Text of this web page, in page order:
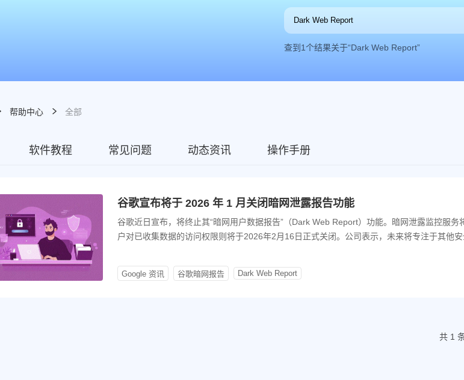
查到1个结果关于“Dark Web Report”
帮助中心 全部
软件教程 常见问题 动态资讯 操作手册
谷歌宣布将于 2026 年 1 月关闭暗网泄露报告功能
谷歌近日宣布，将终止其“暗网用户数据报告”（Dark Web Report）功能。暗网泄露监控服务
户对已收集数据的访问权限则将于2026年2月16日正式关闭。公司表示，未来将专注于其他安
Google 资讯 谷歌暗网报告 Dark Web Report
共 1